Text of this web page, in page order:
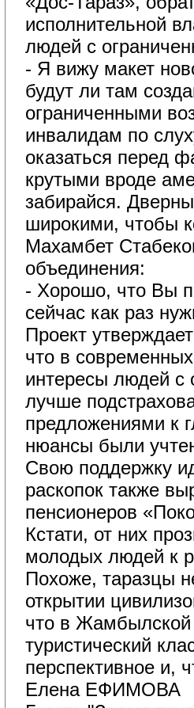
исполнительной
людей с
- Я вижу макет
будут ли там
ограниченными
инвалидам по
оказаться перед
крутыми вроде
забирайся.
широкими, чтобы
Махамбет
объединения:
- Хорошо, что Вы
сейчас как раз
Проект
что в
интересы людей с
лучше
предложениями к
нюансы были
Свою поддержку
раскопок также
пенсионеров
Кстати, от них
молодых людей к
Похоже, таразцы
открытии
что в Жамбылской
туристический
перспективное и,
Елена ЕФИМОВА